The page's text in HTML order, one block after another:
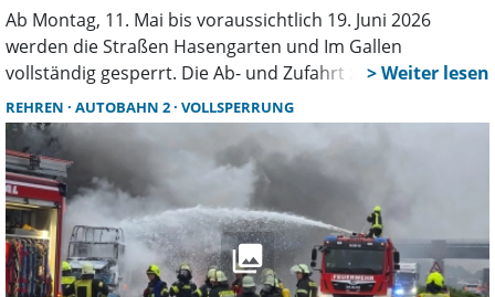
Ab Montag, 11. Mai bis voraussichtlich 19. Juni 2026
werden die Straßen Hasengarten und Im Gallen
vollständig gesperrt. Die Ab- und Zufahrt zur B83 –
Bückeburg ist nicht betroffen und bleibt uneingeschränkt
möglich. Das Tierheim ist aus Richtung Bückeburg
kommend weiterhin uneingeschränkt erreichbar.
REHREN AUTOBAHN 2 VOLLSPERRUNG